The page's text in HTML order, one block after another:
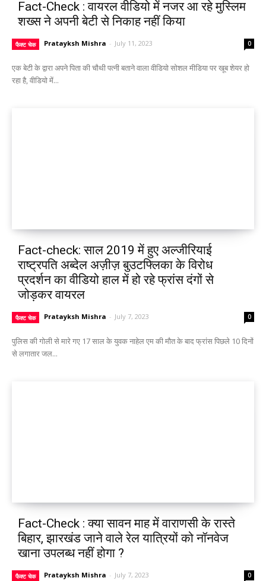
Fact-Check : वायरल वीडियो में नजर आ रहे मुस्लिम
शख्स ने अपनी बेटी से निकाह नहीं किया
फैक्ट चेक Pratayksh Mishra - July 11, 2023 0
एक बेटी के द्वारा अपने पिता की चौथी पत्नी बताने वाला वीडियो सोशल मीडिया पर खूब शेयर हो
रहा है, वीडियो में...
Fact-check: साल 2019 में हुए अल्जीरियाई
राष्ट्रपति अब्देल अज़ीज़ बुउटफ्लिका के विरोध
प्रदर्शन का वीडियो हाल में हो रहे फ्रांस दंगों से
जोड़कर वायरल
फैक्ट चेक Pratayksh Mishra - July 7, 2023 0
पुलिस की गोली से मारे गए 17 साल के युवक नाहेल एम की मौत के बाद फ्रांस पिछले 10 दिनों
से लगातार जल...
Fact-Check : क्या सावन माह में वाराणसी के रास्ते
बिहार, झारखंड जाने वाले रेल यात्रियों को नॉनवेज
खाना उपलब्ध नहीं होगा ?
फैक्ट चेक Pratayksh Mishra - July 7, 2023 0